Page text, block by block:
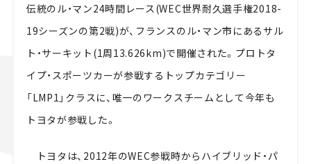
伝統のル・マン24時間レース(WEC世界耐久選手権2018-
19シーズンの第2戦)が、フランスのル・マン市にあるサル
ト・サーキット(1周13.626km)で開催された。プロトタ
イプ・スポーツカーが参戦するトップカテゴリー
「LMP1」クラスに、唯一のワークスチームとして今年も
トヨタが参戦した。
トヨタは、2012年のWEC参戦時からハイブリッド・パ